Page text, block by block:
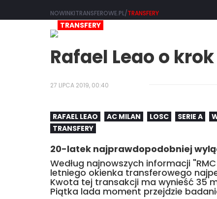
NOWINKITRANSFEROWE.PL/TRANSFERY
TRANSFERY
Rafael Leao o
27 LIPCA 2019, 00:40
RAFAEL LEAO AC MILAN LOSC SERIE A
TRANSFERY
20-latek najprawdopodobniej
Według najnowszych informacji
letniego okienka transferowego
Kwota tej transakcji ma wynieść 35
Piątka lada moment przejdzie